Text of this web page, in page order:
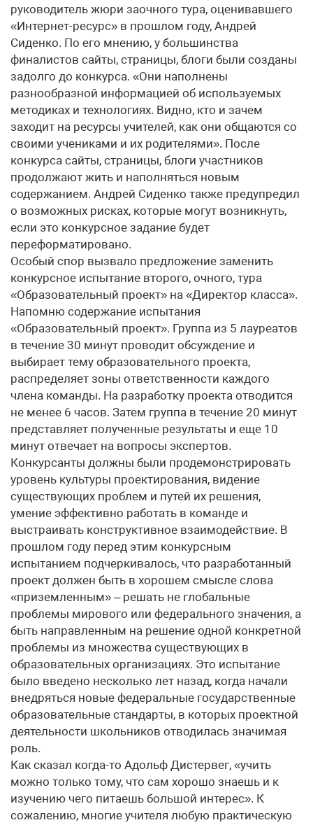
руководитель жюри заочного тура, оценивавшего
«Интернет-ресурс» в прошлом году, Андрей
Сиденко. По его мнению, у большинства
финалистов сайты, страницы, блоги были созданы
задолго до конкурса. «Они наполнены
разнообразной информацией об используемых
методиках и технологиях. Видно, кто и зачем
заходит на ресурсы учителей, как они общаются со
своими учениками и их родителями». После
конкурса сайты, страницы, блоги участников
продолжают жить и наполняться новым
содержанием. Андрей Сиденко также предупредил
о возможных рисках, которые могут возникнуть,
если это конкурсное задание будет
переформатировано.
Особый спор вызвало предложение заменить
конкурсное испытание второго, очного, тура
«Образовательный проект» на «Директор класса».
Напомню содержание испытания
«Образовательный проект». Группа из 5 лауреатов
в течение 30 минут проводит обсуждение и
выбирает тему образовательного проекта,
распределяет зоны ответственности каждого
члена команды. На разработку проекта отводится
не менее 6 часов. Затем группа в течение 20 минут
представляет полученные результаты и еще 10
минут отвечает на вопросы экспертов.
Конкурсанты должны были продемонстрировать
уровень культуры проектирования, видение
существующих проблем и путей их решения,
умение эффективно работать в команде и
выстраивать конструктивное взаимодействие. В
прошлом году перед этим конкурсным
испытанием подчеркивалось, что разработанный
проект должен быть в хорошем смысле слова
«приземленным» – решать не глобальные
проблемы мирового или федерального значения, а
быть направленным на решение одной конкретной
проблемы из множества существующих в
образовательных организациях. Это испытание
было введено несколько лет назад, когда начали
внедряться новые федеральные государственные
образовательные стандарты, в которых проектной
деятельности школьников отводилась значимая
роль.
Как сказал когда-то Адольф Дистервег, «учить
можно только тому, что сам хорошо знаешь и к
изучению чего питаешь большой интерес». К
сожалению, многие учителя любую практическую